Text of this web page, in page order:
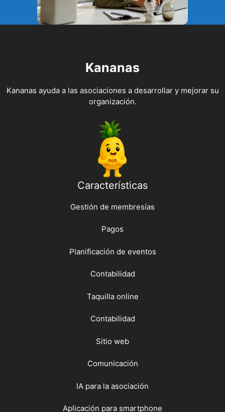
Kananas
Kananas ayuda a las asociaciones a desarrollar y mejorar su
organización.
Características
Gestión de membresías
Pagos
Planificación de eventos
Contabilidad
Taquilla online
Contabilidad
Sitio web
Comunicación
IA para la asociación
Aplicación para smartphone